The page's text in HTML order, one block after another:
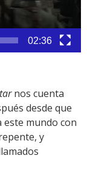
02:36
nos cuenta
desde que
este mundo con
y